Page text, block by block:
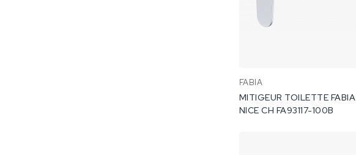
FABIA
MITIGEUR TOILETTE FABIA
NICE CH FA93117-100B